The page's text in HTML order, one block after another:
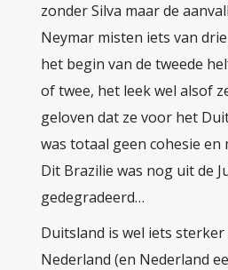
zonder Silva maar de
Neymar misten iets van
het begin van de tweede
of twee, het leek wel alsof
geloven dat ze voor het
was totaal geen cohesie en
Dit Brazilie was nog uit de
gedegradeerd…
Duitsland is wel iets
Nederland (en Nederland